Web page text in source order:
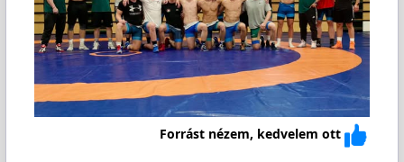
Forrást nézem, kedvelem ott